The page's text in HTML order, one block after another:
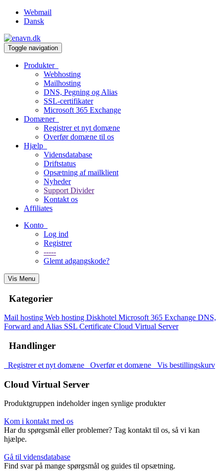
Webmail
Dansk
Toggle navigation
Produkter
Webhosting
Mailhosting
DNS, Pegning og Alias
SSL-certifikater
Microsoft 365 Exchange
Domæner
Registrer et nyt domæne
Overfør domæne til os
Hjælp
Vidensdatabase
Driftstatus
Opsætning af mailklient
Nyheder
Support Divider
Kontakt os
Affiliates
Konto
Log ind
Registrer
-----
Glemt adgangskode?
Vis Menu
Kategorier
Mail hosting Web hosting Diskhotel Microsoft 365 Exchange DNS,
Forward and Alias SSL Certificate Cloud Virtual Server
Handlinger
Registrer et nyt domæne Overfør et domæne Vis bestillingskurv
Cloud Virtual Server
Produktgruppen indeholder ingen synlige produkter
Kom i kontakt med os
Har du spørgsmål eller problemer? Tag kontakt til os, så vi kan
hjælpe.
Gå til vidensdatabase
Find svar på mange spørgsmål og guides til opsætning.